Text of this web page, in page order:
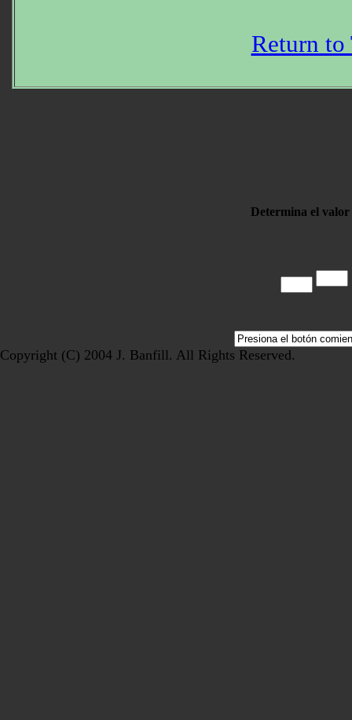
Return to
Determina el valor
Copyright (C) 2004 J. Banfill. All Rights Reserved.